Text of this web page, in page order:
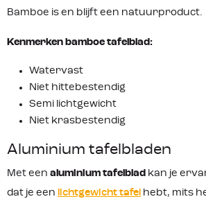
Bamboe is en blijft een natuurproduct.
Kenmerken bamboe tafelblad:
Watervast
Niet hittebestendig
Semi lichtgewicht
Niet krasbestendig
Aluminium tafelbladen
Met een aluminium tafelblad kan je
dat je een
lichtgewicht tafel hebt, mits